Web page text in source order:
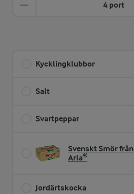
4 port
Kycklingklubbor
Salt
Svartpeppar
Svenskt Smör från
Arla®
Jordärtskocka